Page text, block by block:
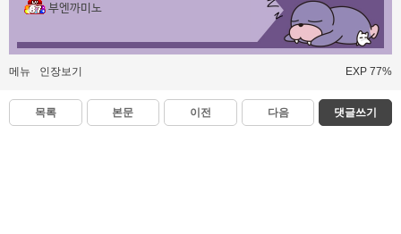
부엔까미노
메뉴 인장보기 EXP 77%
목록 본문 이전 다음 댓글쓰기